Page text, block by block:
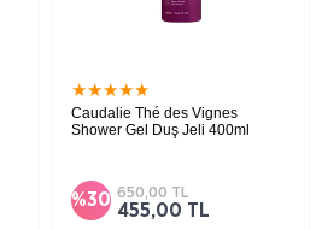
★★★★★
Caudalie Thé des Vignes
Shower Gel Duş Jeli 400ml
%30
455,00 TL
650,00 TL